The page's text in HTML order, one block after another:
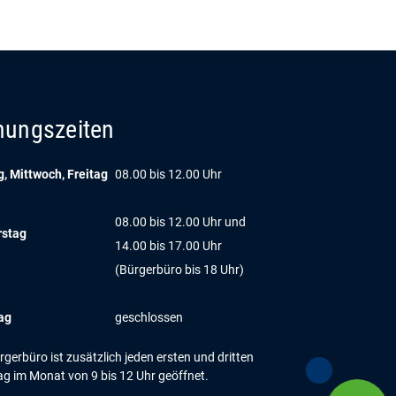
Mittwoch, Freitag 08.00 bis 12.00 Uhr
08.00 bis 12.00 Uhr und
14.00 bis 17.00 Uhr
(Bürgerbüro bis 18 Uhr)
geschlossen
ist zusätzlich jeden ersten und dritten
im Monat von 9 bis 12 Uhr geöffnet.